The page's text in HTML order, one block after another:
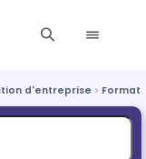
d'entreprise